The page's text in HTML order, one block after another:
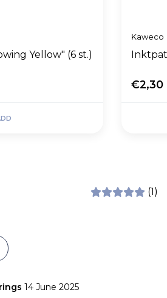
Yellow" (6 st.)
Kaweco
€2,30
(1)
14 June 2025